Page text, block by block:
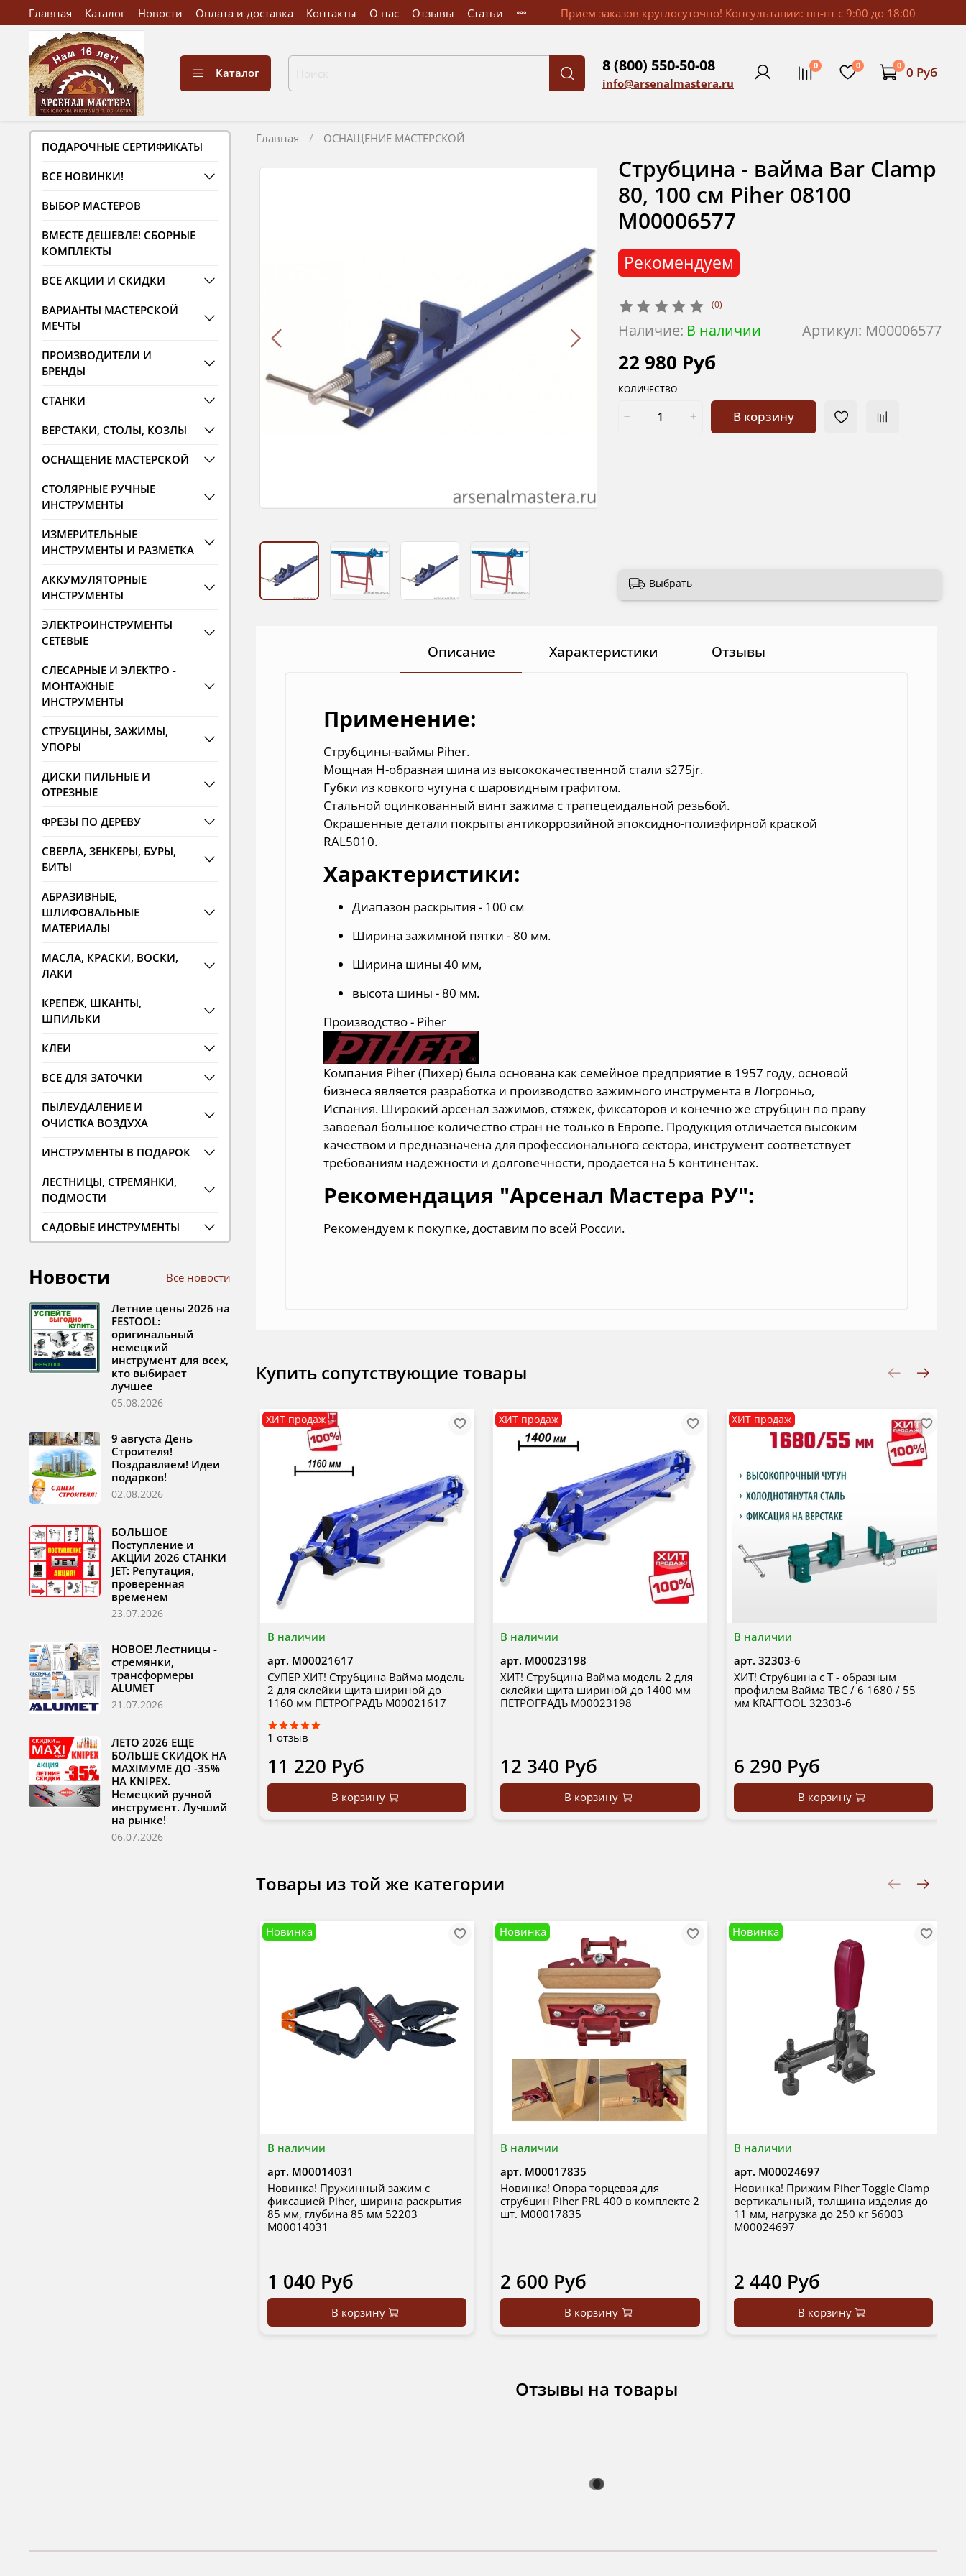
Главная Каталог Новости Оплата и доставка Контакты О нас Отзывы Статьи Прием заказов круглосуточно! Консультации: пн-пт с 9:00 до 18:00
Каталог 8 (800) 550-50-08
info@arsenalmastera.ru
0 0 0 0 Руб
Главная ОСНАЩЕНИЕ МАСТЕРСКОЙ
(0)
Артикул: М00006577
Наличие: В наличии
Рекомендуем
Струбцина - вайма Bar Clamp
80, 100 см Piher 08100
М00006577
22 980 Руб
КОЛИЧЕСТВО
В корзину
Выбрать
Описание Характеристики Отзывы
Применение:
Струбцины-ваймы Piher.
Мощная Н-образная шина из высококачественной стали s275jr.
Губки из ковкого чугуна с шаровидным графитом.
Стальной оцинкованный винт зажима с трапецеидальной резьбой.
Окрашенные детали покрыты антикоррозийной эпоксидно-полиэфирной краской
RAL5010.
Характеристики:
Диапазон раскрытия - 100 см
Ширина зажимной пятки - 80 мм.
Ширина шины 40 мм,
высота шины - 80 мм.
Производство - Piher
Компания Piher (Пихер) была основана как семейное предприятие в 1957 году, основой
бизнеса является разработка и производство зажимного инструмента в Логроньо,
Испания. Широкий арсенал зажимов, стяжек, фиксаторов и конечно же струбцин по праву
завоевал большое количество стран не только в Европе. Продукция отличается высоким
качеством и предназначена для профессионального сектора, инструмент соответствует
требованиям надежности и долговечности, продается на 5 континентах.
Рекомендация "Арсенал Мастера РУ":
Рекомендуем к покупке, доставим по всей России.
Купить сопутствующие товары
В наличии
ХИТ продаж
арт. М00021617
СУПЕР ХИТ! Струбцина Вайма модель
2 для склейки щита шириной до
1160 мм ПЕТРОГРАДЪ М00021617
1 отзыв
11 220 Руб
В корзину
В наличии
ХИТ продаж
арт. М00023198
ХИТ! Струбцина Вайма модель 2 для
склейки щита шириной до 1400 мм
ПЕТРОГРАДЪ М00023198
12 340 Руб
В корзину
В наличии
ХИТ продаж
арт. 32303-6
ХИТ! Струбцина с Т - образным
профилем Вайма TBC / 6 1680 / 55
мм KRAFTOOL 32303-6
6 290 Руб
В корзину
Товары из той же категории
В наличии
Новинка
арт. М00014031
Новинка! Пружинный зажим с
фиксацией Piher, ширина раскрытия
85 мм, глубина 85 мм 52203
М00014031
1 040 Руб
В корзину
В наличии
Новинка
арт. М00017835
Новинка! Опора торцевая для
струбцин Piher PRL 400 в комплекте 2
шт. М00017835
2 600 Руб
В корзину
В наличии
Новинка
арт. М00024697
Новинка! Прижим Piher Toggle Clamp
вертикальный, толщина изделия до
11 мм, нагрузка до 250 кг 56003
М00024697
2 440 Руб
В корзину
Отзывы на товары
ПОДАРОЧНЫЕ СЕРТИФИКАТЫ
ВСЕ НОВИНКИ!
ВЫБОР МАСТЕРОВ
ВМЕСТЕ ДЕШЕВЛЕ! СБОРНЫЕ
КОМПЛЕКТЫ
ВСЕ АКЦИИ И СКИДКИ
ВАРИАНТЫ МАСТЕРСКОЙ
МЕЧТЫ
ПРОИЗВОДИТЕЛИ И
БРЕНДЫ
СТАНКИ
ВЕРСТАКИ, СТОЛЫ, КОЗЛЫ
ОСНАЩЕНИЕ МАСТЕРСКОЙ
СТОЛЯРНЫЕ РУЧНЫЕ
ИНСТРУМЕНТЫ
ИЗМЕРИТЕЛЬНЫЕ
ИНСТРУМЕНТЫ И РАЗМЕТКА
АККУМУЛЯТОРНЫЕ
ИНСТРУМЕНТЫ
ЭЛЕКТРОИНСТРУМЕНТЫ
СЕТЕВЫЕ
СЛЕСАРНЫЕ И ЭЛЕКТРО -
МОНТАЖНЫЕ
ИНСТРУМЕНТЫ
СТРУБЦИНЫ, ЗАЖИМЫ,
УПОРЫ
ДИСКИ ПИЛЬНЫЕ И
ОТРЕЗНЫЕ
ФРЕЗЫ ПО ДЕРЕВУ
СВЕРЛА, ЗЕНКЕРЫ, БУРЫ,
БИТЫ
АБРАЗИВНЫЕ,
ШЛИФОВАЛЬНЫЕ
МАТЕРИАЛЫ
МАСЛА, КРАСКИ, ВОСКИ,
ЛАКИ
КРЕПЕЖ, ШКАНТЫ,
ШПИЛЬКИ
КЛЕИ
ВСЕ ДЛЯ ЗАТОЧКИ
ПЫЛЕУДАЛЕНИЕ И
ОЧИСТКА ВОЗДУХА
ИНСТРУМЕНТЫ В ПОДАРОК
ЛЕСТНИЦЫ, СТРЕМЯНКИ,
ПОДМОСТИ
САДОВЫЕ ИНСТРУМЕНТЫ
Новости Все новости
Летние цены 2026 на
FESTOOL:
оригинальный
немецкий
инструмент для всех,
кто выбирает
лучшее
05.08.2026
9 августа День
Строителя!
Поздравляем! Идеи
подарков!
02.08.2026
БОЛЬШОЕ
Поступление и
АКЦИИ 2026 СТАНКИ
JET: Репутация,
проверенная
временем
23.07.2026
НОВОЕ! Лестницы -
стремянки,
трансформеры
ALUMET
21.07.2026
ЛЕТО 2026 ЕЩЕ
БОЛЬШЕ СКИДОК НА
MAXIМУМЕ ДО -35%
НА KNIPEX.
Немецкий ручной
инструмент. Лучший
на рынке!
06.07.2026